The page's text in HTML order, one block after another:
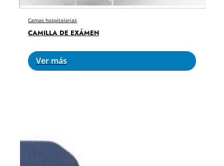
Camas hospitalarias
CAMILLA DE EXÁMEN
Ver más